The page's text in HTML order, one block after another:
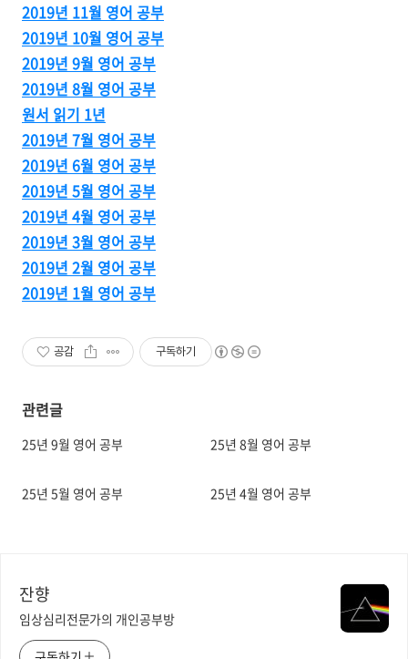
2019년 11월 영어 공부
2019년 10월 영어 공부
2019년 9월 영어 공부
2019년 8월 영어 공부
원서 읽기 1년
2019년 7월 영어 공부
2019년 6월 영어 공부
2019년 5월 영어 공부
2019년 4월 영어 공부
2019년 3월 영어 공부
2019년 2월 영어 공부
2019년 1월 영어 공부
공감 구독하기
관련글
25년 9월 영어 공부 25년 8월 영어 공부
25년 5월 영어 공부 25년 4월 영어 공부
잔향
임상심리전문가의 개인공부방